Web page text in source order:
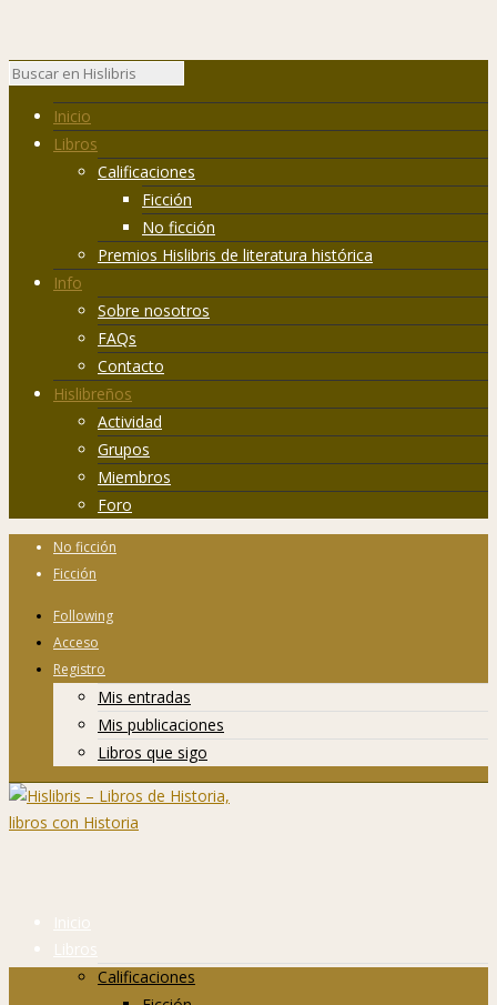
Inicio
Libros
Calificaciones
Ficción
No ficción
Premios Hislibris de literatura histórica
Info
Sobre nosotros
FAQs
Contacto
Hislibreños
Actividad
Grupos
Miembros
Foro
No ficción
Ficción
Following
Acceso
Registro
Mis entradas
Mis publicaciones
Libros que sigo
Inicio
Libros
Calificaciones